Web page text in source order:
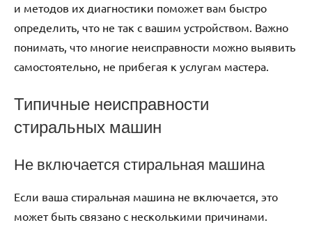
и методов их диагностики поможет вам быстро
определить, что не так с вашим устройством. Важно
понимать, что многие неисправности можно выявить
самостоятельно, не прибегая к услугам мастера.
Типичные неисправности
стиральных машин
Не включается стиральная машина
Если ваша стиральная машина не включается, это
может быть связано с несколькими причинами.